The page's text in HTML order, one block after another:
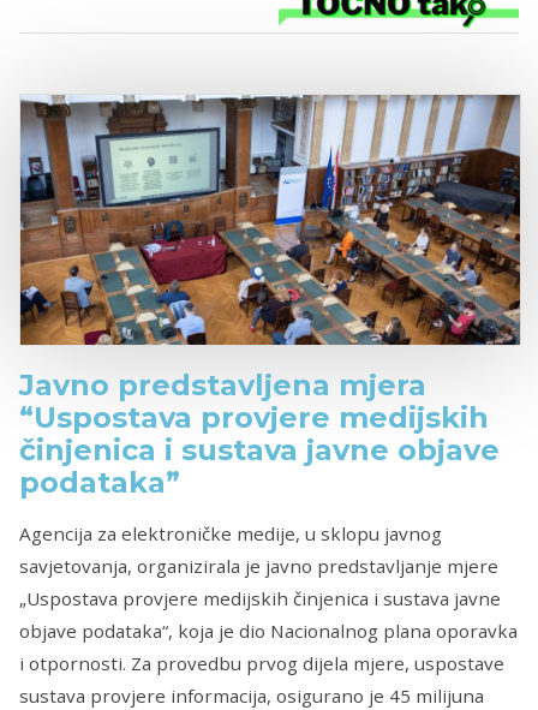
Javno predstavljena mjera
“Uspostava provjere medijskih
činjenica i sustava javne objave
podataka”
Agencija za elektroničke medije, u sklopu javnog
savjetovanja, organizirala je javno predstavljanje mjere
„Uspostava provjere medijskih činjenica i sustava javne
objave podataka“, koja je dio Nacionalnog plana oporavka
i otpornosti. Za provedbu prvog dijela mjere, uspostave
sustava provjere informacija, osigurano je 45 milijuna